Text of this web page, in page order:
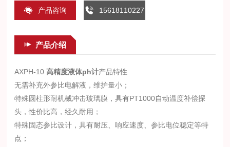
产品咨询 15618110227
产品介绍
AXPH-10高精度液体ph计产品特性
无需补充外参比电解液，维护量小；
特殊圆柱形耐机械冲击玻璃膜，具有PT1000自动温度补偿探
头，性价比高，经久耐用；
特殊固态参比设计，具有耐压、响应速度、参比电位稳定等特
点；